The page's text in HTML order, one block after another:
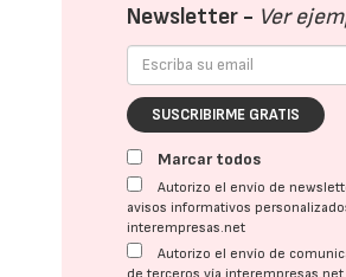
Newsletter - Ver
SUSCRIBIRME GRATIS
Marcar todos
Autorizo el envío de
avisos informativos
interempresas.net
Autorizo el envío de